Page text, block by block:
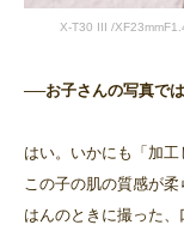
X-T30 III /
──お子さんの写真で
はい。いかにも「加工
この子の肌の質感が
はんのときに撮った